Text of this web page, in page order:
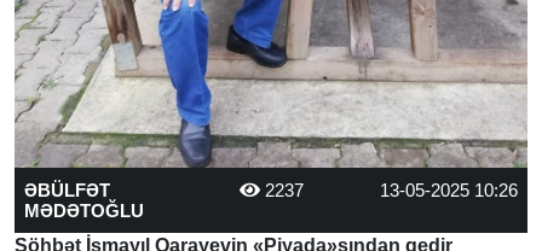
ƏBÜLFƏT
MƏDƏTOĞLU
2237 13-05-2025 10:26
Söhbət İsmayıl Qarayevin «Piyada»sından gedir